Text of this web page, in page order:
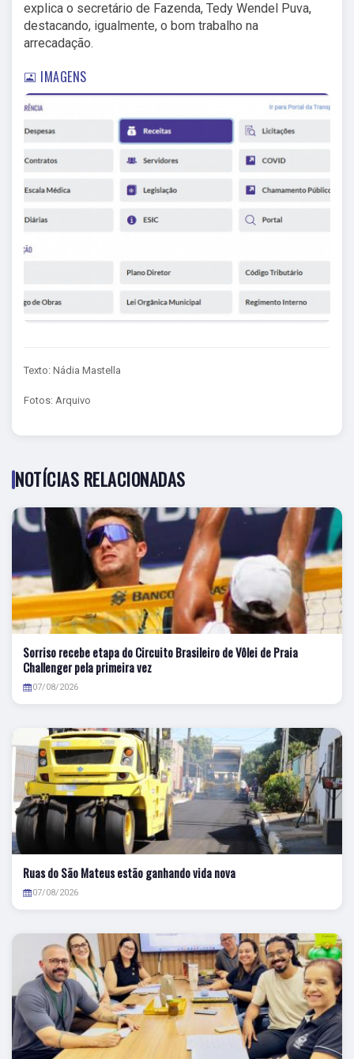
explica o secretário de Fazenda, Tedy Wendel Puva,
destacando, igualmente, o bom trabalho na
arrecadação.
IMAGENS
Texto: Nádia Mastella
Fotos: Arquivo
NOTÍCIAS RELACIONADAS
Sorriso recebe etapa do Circuito Brasileiro de Vôlei de Praia
Challenger pela primeira vez
07/08/2026
Ruas do São Mateus estão ganhando vida nova
07/08/2026